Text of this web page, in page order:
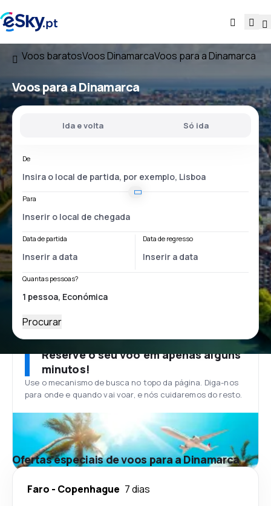
Voos baratosVoos DinamarcaVoos para a Dinamarca
Voospara a Dinamarca
Ida e volta Só ida
De
Para
Data de partida Data de regresso
Quantas pessoas?
Procurar
Reserve o seu voo em apenas alguns
minutos!
Use o mecanismo de busca no topo da página. Diga-nos
para onde e quando vai voar, e nós cuidaremos do resto.
Ofertas especiais de voos para a Dinamarca
Faro - Copenhague 7 dias